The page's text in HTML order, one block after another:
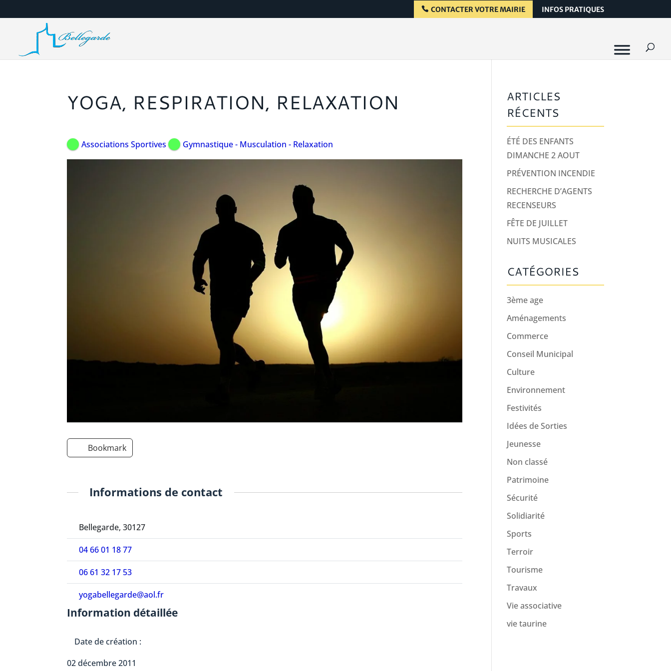
CONTACTER VOTRE MAIRIE INFOS PRATIQUES
YOGA, RESPIRATION, RELAXATION
Associations Sportives Gymnastique - Musculation - Relaxation
Bookmark
Informations de contact
Bellegarde, 30127
04 66 01 18 77
06 61 32 17 53
yogabellegarde@aol.fr
Information détaillée
Date de création :
02 décembre 2011
ARTICLES
RÉCENTS
ÉTÉ DES ENFANTS
DIMANCHE 2 AOUT
PRÉVENTION INCENDIE
RECHERCHE D’AGENTS
RECENSEURS
FÊTE DE JUILLET
NUITS MUSICALES
CATÉGORIES
3ème age
Aménagements
Commerce
Conseil Municipal
Culture
Environnement
Festivités
Idées de Sorties
Jeunesse
Non classé
Patrimoine
Sécurité
Solidiarité
Sports
Terroir
Tourisme
Travaux
Vie associative
vie taurine